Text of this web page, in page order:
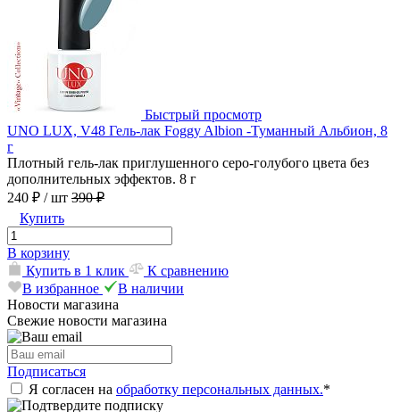
Быстрый просмотр
UNO LUX, V48 Гель-лак Foggy Albion -Туманный Альбион, 8
г
Плотный гель-лак приглушенного серо-голубого цвета без
дополнительных эффектов. 8 г
240 ₽ / шт 390 ₽
Купить
В корзину
Купить в 1 клик
К сравнению
В избранное
В наличии
Новости магазина
Свежие новости магазина
Подписаться
Я согласен на обработку персональных данных.*